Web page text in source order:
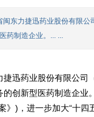
东力捷迅药业股份有限公
药制造企业。... ...
迅药业股份有限公司
的创新型医药制造企
》)，进一步加大“十四